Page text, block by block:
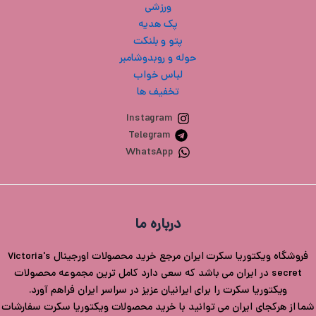
ورزشی
پک هدیه
پتو و بلنکت
حوله و روبدوشامبر
لباس خواب
تخفیف ها
Instagram
Telegram
WhatsApp
درباره ما
فروشگاه ویکتوریا سکرت ایران مرجع خرید محصولات اورجینال Victoria's
secret در ایران می باشد که سعی دارد کامل ترین مجموعه محصولات
ویکتوریا سکرت را برای ایرانیان عزیز در سراسر ایران فراهم آورد.
شما از هرکجای ایران می توانید با خرید محصولات ویکتوریا سکرت سفارشات